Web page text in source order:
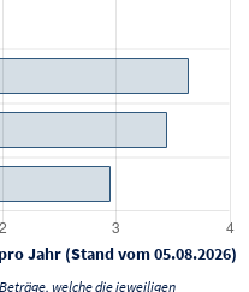
Jahr (Stand vom 05.08.2026)
welche die jeweiligen